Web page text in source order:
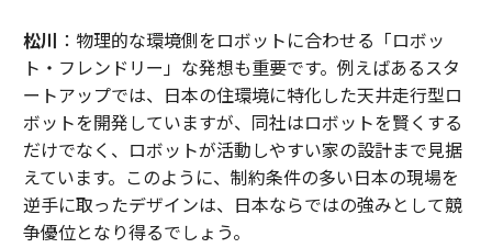
松川 ：物理的な環境側をロボットに合わせる「ロボッ
ト・フレンドリー」な発想も重要です。例えばあるスタ
ートアップでは、日本の住環境に特化した天井走行型ロ
ボットを開発していますが、同社はロボットを賢くする
だけでなく、ロボットが活動しやすい家の設計まで見据
えています。このように、制約条件の多い日本の現場を
逆手に取ったデザインは、日本ならではの強みとして競
争優位となり得るでしょう。